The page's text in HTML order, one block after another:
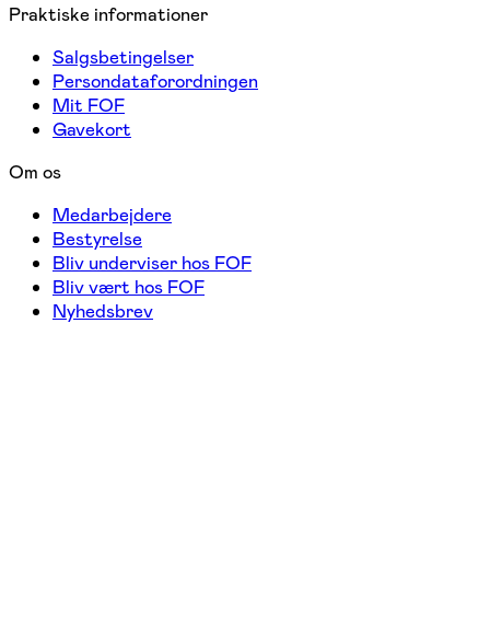
Praktiske informationer
Salgsbetingelser
Persondataforordningen
Mit FOF
Gavekort
Om os
Medarbejdere
Bestyrelse
Bliv underviser hos FOF
Bliv vært hos FOF
Nyhedsbrev